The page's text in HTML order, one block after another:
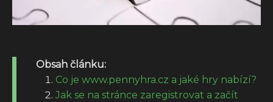
Obsah článku:
Co je www.pennyhra.cz a jaké hry nabízí?
Jak se na stránce zaregistrovat a začít